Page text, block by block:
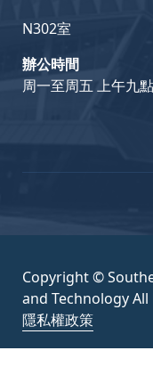
N302室
辦公時間
周一至周五 上午九
Copyright ©
and Technology All
隱私權政策